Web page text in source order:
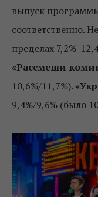
выпуск
соответственно.
пределах 7,2%-
«Рассмеши
10,6%/11,7%).
9,4%/9,6% (было